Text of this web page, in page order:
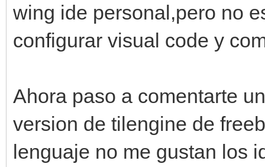
wing ide personal,pero no
configurar visual code y
Ahora paso a comentarte
version de tilengine de
lenguaje no me gustan los